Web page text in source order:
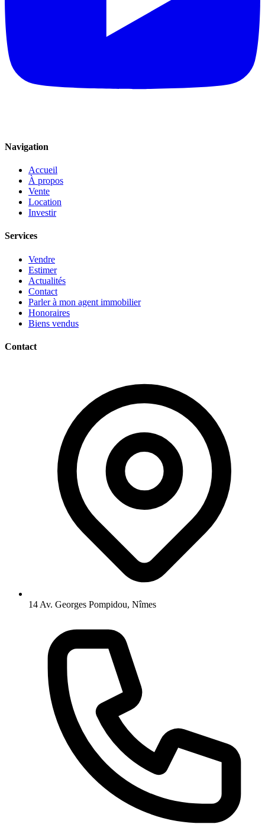
Navigation
Accueil
À propos
Vente
Location
Investir
Services
Vendre
Estimer
Actualités
Contact
Parler à mon agent immobilier
Honoraires
Biens vendus
Contact
14 Av. Georges Pompidou, Nîmes